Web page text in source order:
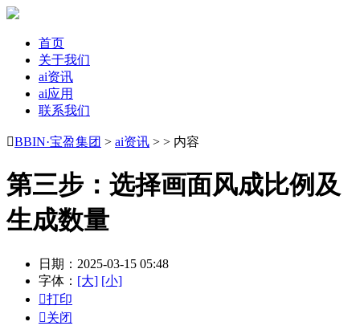
首页
关于我们
ai资讯
ai应用
联系我们
BBIN·宝盈集团 > ai资讯 > > 内容
第三步：选择画面风成比例及
生成数量
日期：2025-03-15 05:48
字体： [大] [小]
打印
关闭